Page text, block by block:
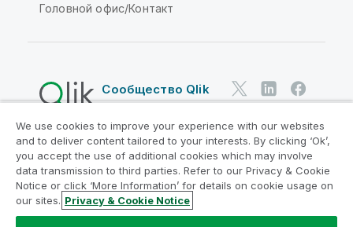
Головной офис/Контакт
Сообщество Qlik
Юридические соглашения
Условия использования продуктов
Legal Policies
Юридические положения
Условия использования
Товарные знаки
Do Not Share My Info
We use cookies to improve your experience with our websites
and to deliver content tailored to your interests. By clicking ‘Ok’,
you accept the use of additional cookies which may involve
data transmission to third parties. Refer to our Privacy & Cookie
Notice or click ‘More Information’ for details on cookie usage on
our sites. Privacy & Cookie Notice